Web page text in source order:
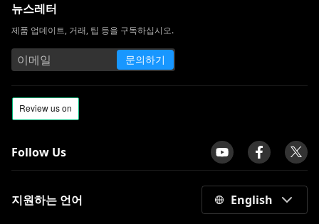
뉴스레터
제품 업데이트, 거래, 팁 등을 구독하십시오.
문의하기
Follow Us
지원하는 언어 English